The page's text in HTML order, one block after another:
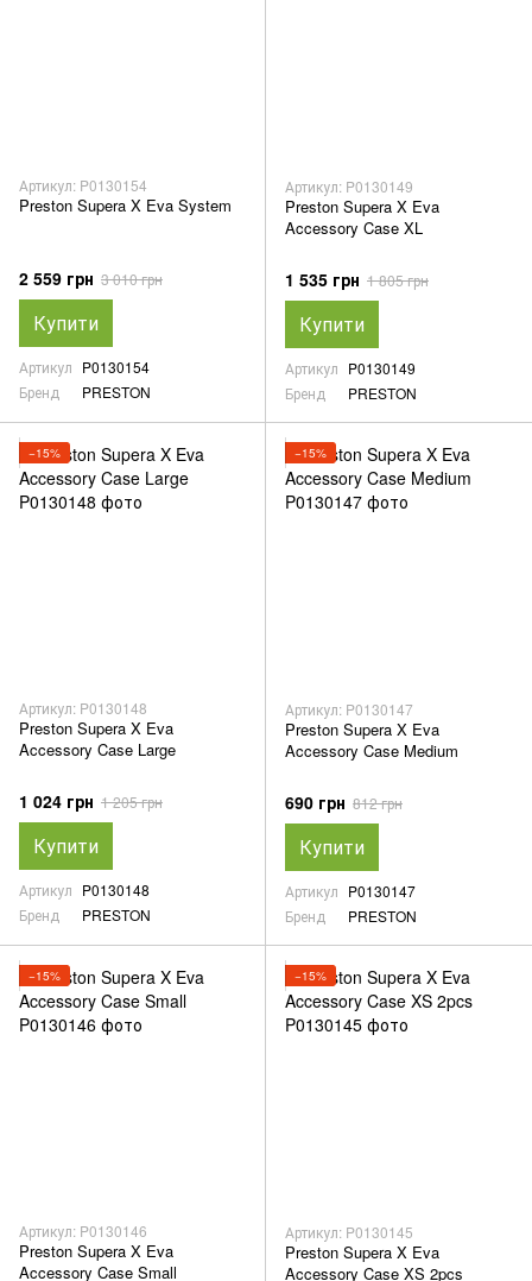
Артикул: P0130154
Preston Supera X Eva System
2 559 грн 3 010 грн
Купити
Артикул P0130154
Бренд
PRESTON
Артикул: P0130149
Preston Supera X Eva
Accessory Case XL
1 535 грн 1 805 грн
Купити
Артикул P0130149
Бренд
PRESTON
−15%
Артикул: P0130148
Preston Supera X Eva
Accessory Case Large
1 024 грн 1 205 грн
Купити
Артикул P0130148
Бренд
PRESTON
−15%
Артикул: P0130147
Preston Supera X Eva
Accessory Case Medium
690 грн 812 грн
Купити
Артикул P0130147
Бренд
PRESTON
−15%
Артикул: P0130146
Preston Supera X Eva
Accessory Case Small
−15%
Артикул: P0130145
Preston Supera X Eva
Accessory Case XS 2pcs